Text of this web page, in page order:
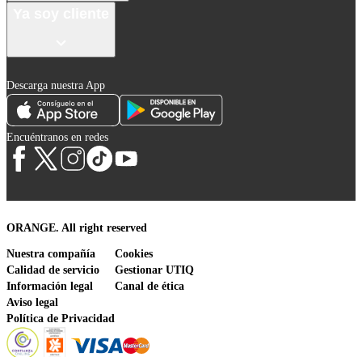
Descarga nuestra App
Encuéntranos en redes
ORANGE. All right reserved
Nuestra compañía
Calidad de servicio
Información legal
Aviso legal
Política de Privacidad
Cookies
Gestionar UTIQ
Canal de ética